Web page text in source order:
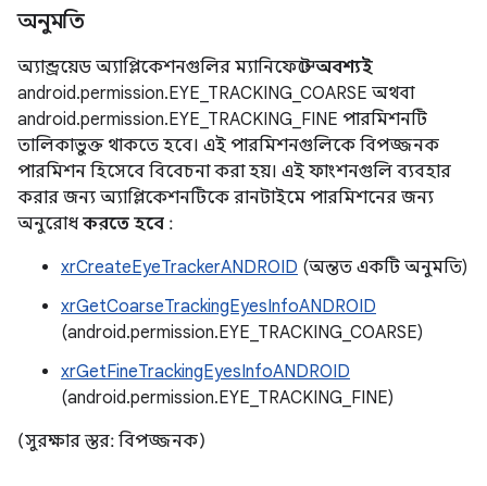
অনুমতি
অ্যান্ড্রয়েড অ্যাপ্লিকেশনগুলির ম্যানিফেস্টেঅবশ্যই
android.permission.EYE_TRACKING_COARSE অথবা
android.permission.EYE_TRACKING_FINE পারমিশনটি
তালিকাভুক্ত থাকতে হবে। এই পারমিশনগুলিকে বিপজ্জনক
পারমিশন হিসেবে বিবেচনা করা হয়। এই ফাংশনগুলি ব্যবহার
করার জন্য অ্যাপ্লিকেশনটিকে রানটাইমে পারমিশনের জন্য
অনুরোধকরতে হবে :
xrCreateEyeTrackerANDROID (অন্তত একটি অনুমতি)
xrGetCoarseTrackingEyesInfoANDROID
(android.permission.EYE_TRACKING_COARSE)
xrGetFineTrackingEyesInfoANDROID
(android.permission.EYE_TRACKING_FINE)
(সুরক্ষার স্তর: বিপজ্জনক)